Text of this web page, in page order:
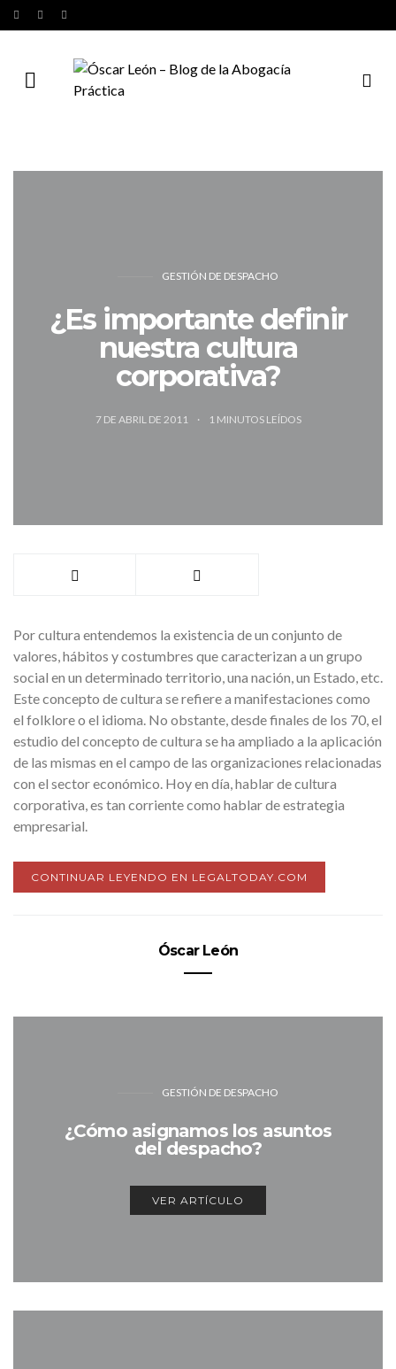
GESTIÓN DE DESPACHO
¿Es importante definir
nuestra cultura
corporativa?
7 DE ABRIL DE 2011 1 MINUTOS LEÍDOS
Por cultura entendemos la existencia de un conjunto de
valores, hábitos y costumbres que caracterizan a un grupo
social en un determinado territorio, una nación, un Estado, etc.
Este concepto de cultura se refiere a manifestaciones como
el folklore o el idioma. No obstante, desde finales de los 70, el
estudio del concepto de cultura se ha ampliado a la aplicación
de las mismas en el campo de las organizaciones relacionadas
con el sector económico. Hoy en día, hablar de cultura
corporativa, es tan corriente como hablar de estrategia
empresarial.
CONTINUAR LEYENDO EN LEGALTODAY.COM
Óscar León
GESTIÓN DE DESPACHO
¿Cómo asignamos los asuntos
del despacho?
VER ARTÍCULO